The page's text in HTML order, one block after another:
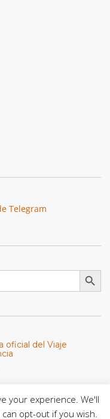
Telegram
Botón de
oficial del Viaje
años del Santo Cristo
y la dignidad
your experience. We'll
opt-out if you wish.